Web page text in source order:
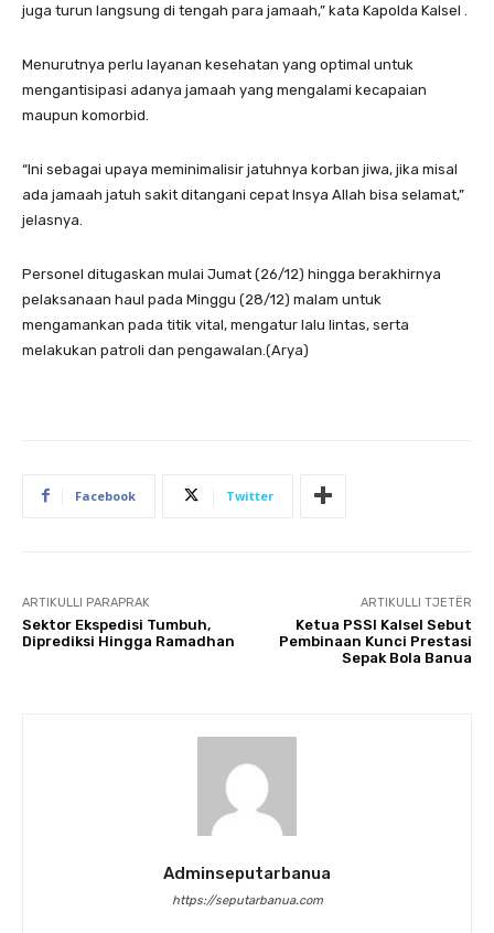
juga turun langsung di tengah para jamaah,” kata Kapolda Kalsel .
Menurutnya perlu layanan kesehatan yang optimal untuk
mengantisipasi adanya jamaah yang mengalami kecapaian
maupun komorbid.
“Ini sebagai upaya meminimalisir jatuhnya korban jiwa, jika misal
ada jamaah jatuh sakit ditangani cepat Insya Allah bisa selamat,”
jelasnya.
Personel ditugaskan mulai Jumat (26/12) hingga berakhirnya
pelaksanaan haul pada Minggu (28/12) malam untuk
mengamankan pada titik vital, mengatur lalu lintas, serta
melakukan patroli dan pengawalan.(Arya)
Facebook Twitter
ARTIKULLI PARAPRAK
Sektor Ekspedisi Tumbuh,
Diprediksi Hingga Ramadhan
ARTIKULLI TJETËR
Ketua PSSI Kalsel Sebut
Pembinaan Kunci Prestasi
Sepak Bola Banua
Adminseputarbanua
https://seputarbanua.com